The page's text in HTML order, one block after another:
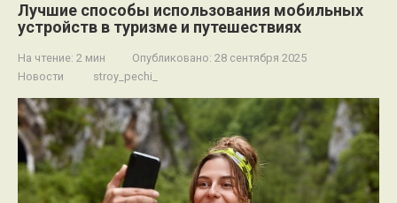
Лучшие способы использования мобильных
устройств в туризме и путешествиях
На чтение: 2 мин Опубликовано: 28 сентября 2025
Новости
stroy_pechi_